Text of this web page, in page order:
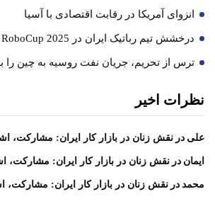
انزوای آمریکا در رقابت اقتصادی با آسیا
درخشش تیم رباتیک ایران در RoboCup 2025
ترس از تحریم، جریان نفت روسیه به چین
نظرات اخیر
علی در نقش زنان در بازار کار ایران: مشارکت،
ایمان در نقش زنان در بازار کار ایران: مشارکت،
محمد در نقش زنان در بازار کار ایران: مشارکت،